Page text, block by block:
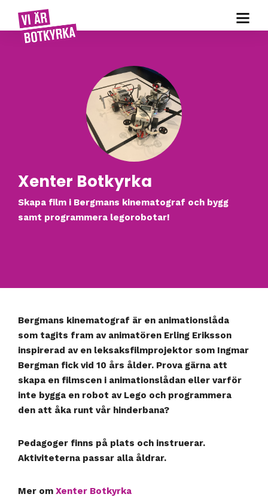
Xenter Botkyrka
Skapa film i Bergmans kinematograf och bygg
samt programmera legorobotar!
Bergmans kinematograf är en animationslåda
som tagits fram av animatören Erling Eriksson
inspirerad av en leksaksfilmprojektor som Ingmar
Bergman fick vid 10 års ålder. Prova gärna att
skapa en filmscen i animationslådan eller varför
inte bygga en robot av Lego och programmera
den att åka runt vår hinderbana?
Pedagoger finns på plats och instruerar.
Aktiviteterna passar alla åldrar.
Mer om Xenter Botkyrka